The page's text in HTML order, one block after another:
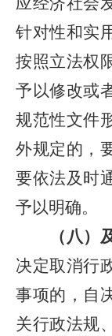
针对性和实
按照立法权
予以修改或
规范性文件
外规定的，
要依法及时
予以明确。
（八）
决定取消行
事项的，自
关行政法规